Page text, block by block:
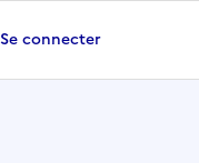
Se connecter